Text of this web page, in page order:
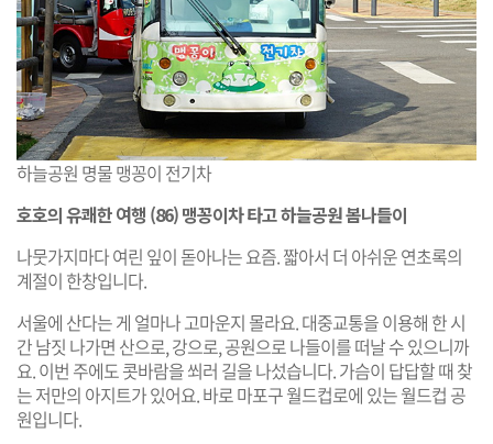
하늘공원 명물 맹꽁이 전기차
호호의 유쾌한 여행 (86) 맹꽁이차 타고 하늘공원 봄나들이
나뭇가지마다 여린 잎이 돋아나는 요즘. 짧아서 더 아쉬운 연초록의
계절이 한창입니다.
서울에 산다는 게 얼마나 고마운지 몰라요. 대중교통을 이용해 한 시
간 남짓 나가면 산으로, 강으로, 공원으로 나들이를 떠날 수 있으니까
요. 이번 주에도 콧바람을 쐬러 길을 나섰습니다. 가슴이 답답할 때 찾
는 저만의 아지트가 있어요. 바로 마포구 월드컵로에 있는 월드컵 공
원입니다.